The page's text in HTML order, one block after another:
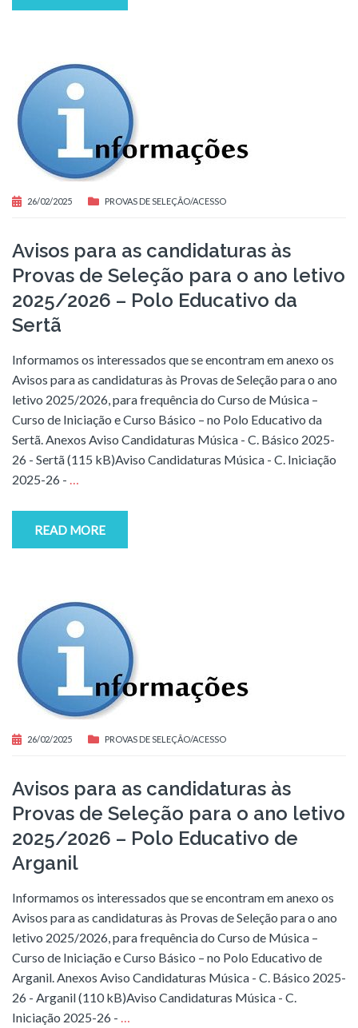
26/02/2025 PROVAS DE SELEÇÃO/ACESSO
Avisos para as candidaturas às
Provas de Seleção para o ano letivo
2025/2026 – Polo Educativo da
Sertã
Informamos os interessados que se encontram em anexo os
Avisos para as candidaturas às Provas de Seleção para o ano
letivo 2025/2026, para frequência do Curso de Música –
Curso de Iniciação e Curso Básico – no Polo Educativo da
Sertã. Anexos Aviso Candidaturas Música - C. Básico 2025-
26 - Sertã (115 kB)Aviso Candidaturas Música - C. Iniciação
2025-26 - …
READ MORE
26/02/2025 PROVAS DE SELEÇÃO/ACESSO
Avisos para as candidaturas às
Provas de Seleção para o ano letivo
2025/2026 – Polo Educativo de
Arganil
Informamos os interessados que se encontram em anexo os
Avisos para as candidaturas às Provas de Seleção para o ano
letivo 2025/2026, para frequência do Curso de Música –
Curso de Iniciação e Curso Básico – no Polo Educativo de
Arganil. Anexos Aviso Candidaturas Música - C. Básico 2025-
26 - Arganil (110 kB)Aviso Candidaturas Música - C.
Iniciação 2025-26 - …